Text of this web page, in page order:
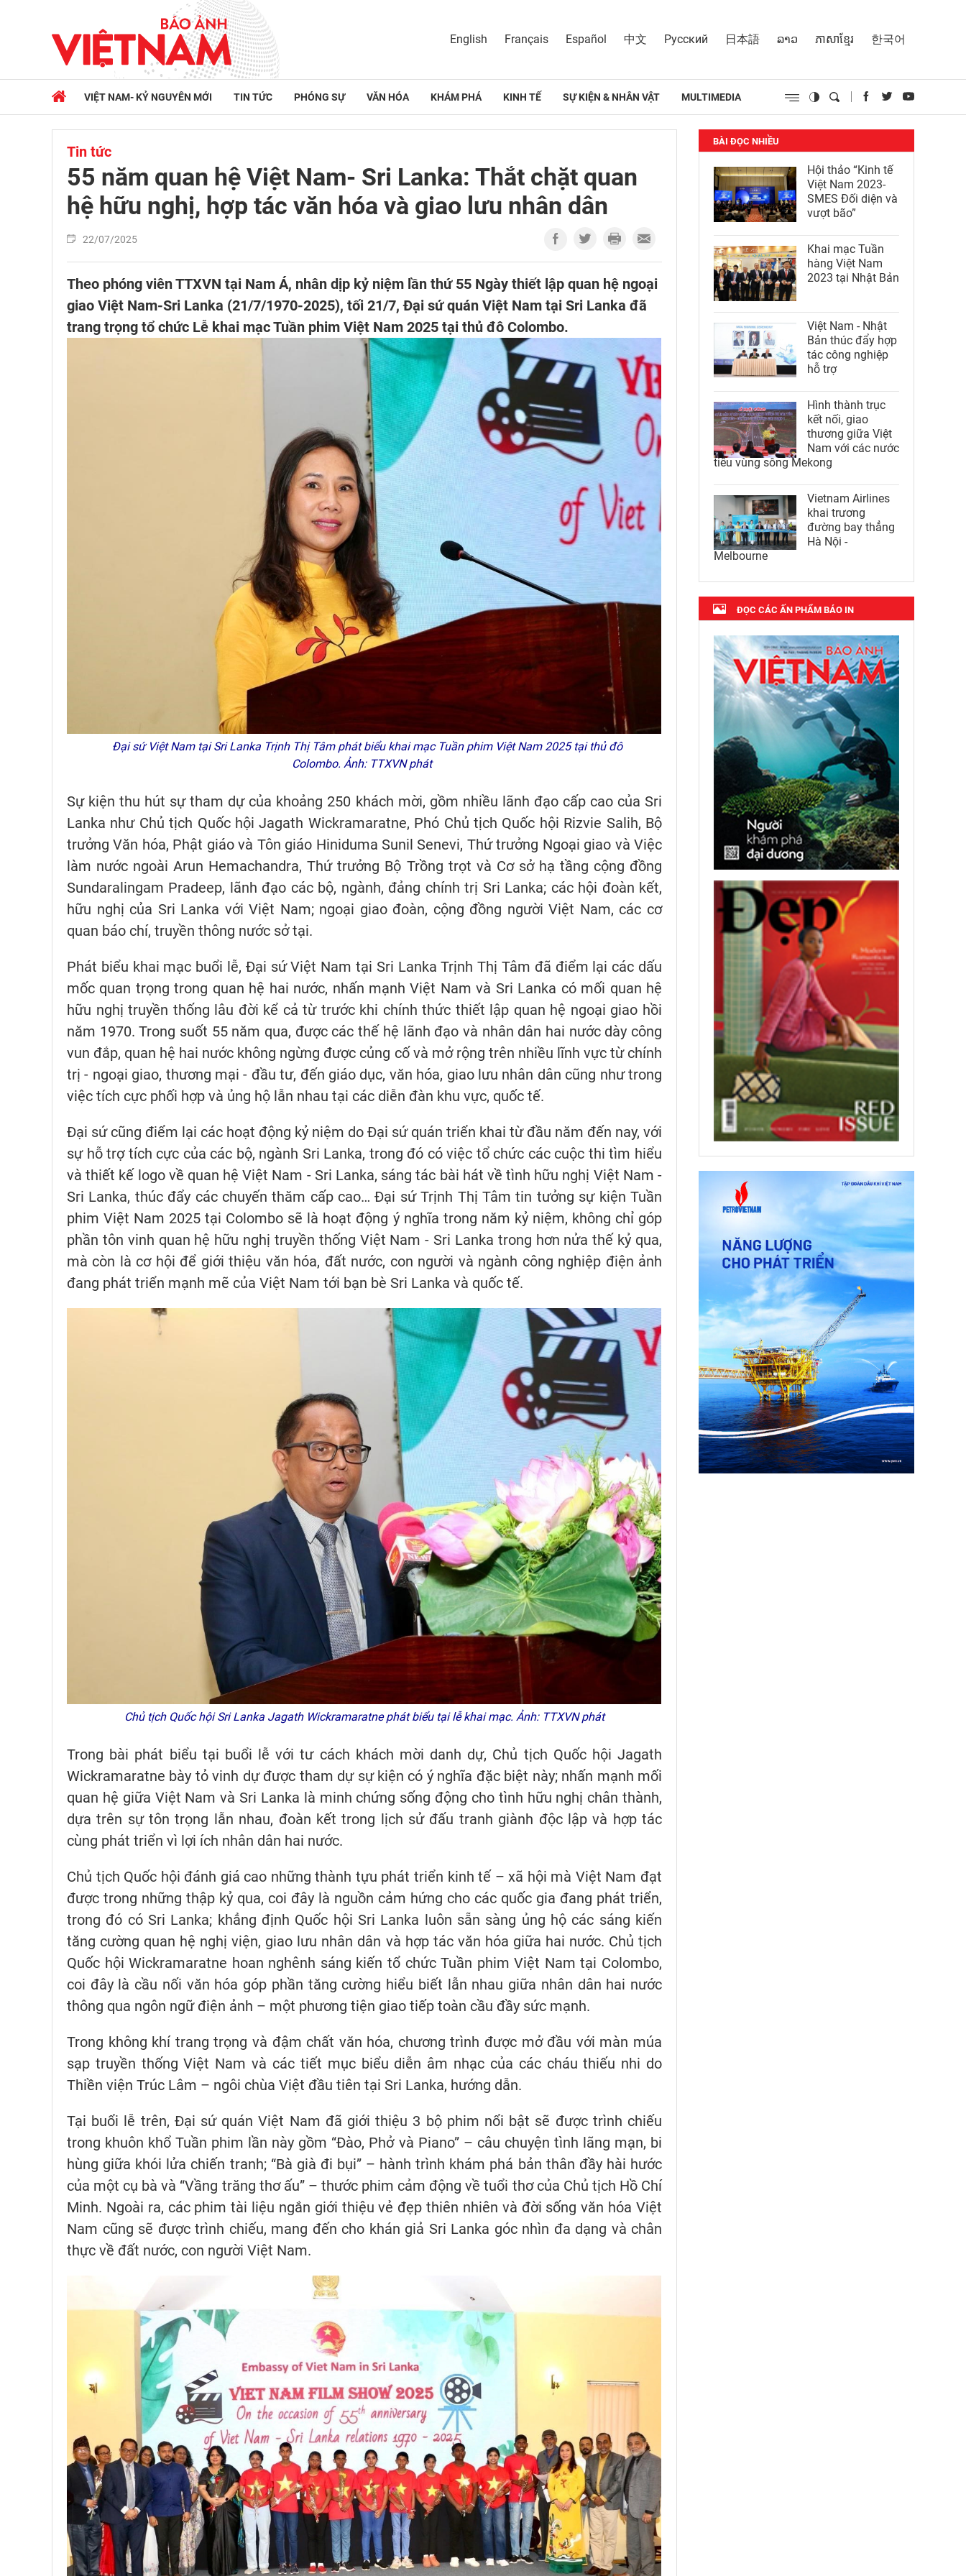
English Français Español 中文 Русский 日本語 ລາວ ភាសាខ្មែរ 한국어
VIỆT NAM- KỶ NGUYÊN MỚI TIN TỨC PHÓNG SỰ VĂN HÓA KHÁM PHÁ KINH TẾ SỰ KIỆN & NHÂN VẬT MULTIMEDIA
Tin tức
55 năm quan hệ Việt Nam- Sri Lanka: Thắt chặt quan
hệ hữu nghị, hợp tác văn hóa và giao lưu nhân dân
22/07/2025
Theo phóng viên TTXVN tại Nam Á, nhân dịp kỷ niệm lần thứ 55 Ngày thiết lập quan hệ ngoại
giao Việt Nam-Sri Lanka (21/7/1970-2025), tối 21/7, Đại sứ quán Việt Nam tại Sri Lanka đã
trang trọng tổ chức Lễ khai mạc Tuần phim Việt Nam 2025 tại thủ đô Colombo.
Đại sứ Việt Nam tại Sri Lanka Trịnh Thị Tâm phát biểu khai mạc Tuần phim Việt Nam 2025 tại thủ đô
Colombo. Ảnh: TTXVN phát
Sự kiện thu hút sự tham dự của khoảng 250 khách mời, gồm nhiều lãnh đạo cấp cao của Sri
Lanka như Chủ tịch Quốc hội Jagath Wickramaratne, Phó Chủ tịch Quốc hội Rizvie Salih, Bộ
trưởng Văn hóa, Phật giáo và Tôn giáo Hiniduma Sunil Senevi, Thứ trưởng Ngoại giao và Việc
làm nước ngoài Arun Hemachandra, Thứ trưởng Bộ Trồng trọt và Cơ sở hạ tầng cộng đồng
Sundaralingam Pradeep, lãnh đạo các bộ, ngành, đảng chính trị Sri Lanka; các hội đoàn kết,
hữu nghị của Sri Lanka với Việt Nam; ngoại giao đoàn, cộng đồng người Việt Nam, các cơ
quan báo chí, truyền thông nước sở tại.
Phát biểu khai mạc buổi lễ, Đại sứ Việt Nam tại Sri Lanka Trịnh Thị Tâm đã điểm lại các dấu
mốc quan trọng trong quan hệ hai nước, nhấn mạnh Việt Nam và Sri Lanka có mối quan hệ
hữu nghị truyền thống lâu đời kể cả từ trước khi chính thức thiết lập quan hệ ngoại giao hồi
năm 1970. Trong suốt 55 năm qua, được các thế hệ lãnh đạo và nhân dân hai nước dày công
vun đắp, quan hệ hai nước không ngừng được củng cố và mở rộng trên nhiều lĩnh vực từ chính
trị - ngoại giao, thương mại - đầu tư, đến giáo dục, văn hóa, giao lưu nhân dân cũng như trong
việc tích cực phối hợp và ủng hộ lẫn nhau tại các diễn đàn khu vực, quốc tế.
Đại sứ cũng điểm lại các hoạt động kỷ niệm do Đại sứ quán triển khai từ đầu năm đến nay, với
sự hỗ trợ tích cực của các bộ, ngành Sri Lanka, trong đó có việc tổ chức các cuộc thi tìm hiểu
và thiết kế logo về quan hệ Việt Nam - Sri Lanka, sáng tác bài hát về tình hữu nghị Việt Nam -
Sri Lanka, thúc đẩy các chuyến thăm cấp cao… Đại sứ Trịnh Thị Tâm tin tưởng sự kiện Tuần
phim Việt Nam 2025 tại Colombo sẽ là hoạt động ý nghĩa trong năm kỷ niệm, không chỉ góp
phần tôn vinh quan hệ hữu nghị truyền thống Việt Nam - Sri Lanka trong hơn nửa thế kỷ qua,
mà còn là cơ hội để giới thiệu văn hóa, đất nước, con người và ngành công nghiệp điện ảnh
đang phát triển mạnh mẽ của Việt Nam tới bạn bè Sri Lanka và quốc tế.
Chủ tịch Quốc hội Sri Lanka Jagath Wickramaratne phát biểu tại lễ khai mạc. Ảnh: TTXVN phát
Trong bài phát biểu tại buổi lễ với tư cách khách mời danh dự, Chủ tịch Quốc hội Jagath
Wickramaratne bày tỏ vinh dự được tham dự sự kiện có ý nghĩa đặc biệt này; nhấn mạnh mối
quan hệ giữa Việt Nam và Sri Lanka là minh chứng sống động cho tình hữu nghị chân thành,
dựa trên sự tôn trọng lẫn nhau, đoàn kết trong lịch sử đấu tranh giành độc lập và hợp tác
cùng phát triển vì lợi ích nhân dân hai nước.
Chủ tịch Quốc hội đánh giá cao những thành tựu phát triển kinh tế – xã hội mà Việt Nam đạt
được trong những thập kỷ qua, coi đây là nguồn cảm hứng cho các quốc gia đang phát triển,
trong đó có Sri Lanka; khẳng định Quốc hội Sri Lanka luôn sẵn sàng ủng hộ các sáng kiến
tăng cường quan hệ nghị viện, giao lưu nhân dân và hợp tác văn hóa giữa hai nước. Chủ tịch
Quốc hội Wickramaratne hoan nghênh sáng kiến tổ chức Tuần phim Việt Nam tại Colombo,
coi đây là cầu nối văn hóa góp phần tăng cường hiểu biết lẫn nhau giữa nhân dân hai nước
thông qua ngôn ngữ điện ảnh – một phương tiện giao tiếp toàn cầu đầy sức mạnh.
Trong không khí trang trọng và đậm chất văn hóa, chương trình được mở đầu với màn múa
sạp truyền thống Việt Nam và các tiết mục biểu diễn âm nhạc của các cháu thiếu nhi do
Thiền viện Trúc Lâm – ngôi chùa Việt đầu tiên tại Sri Lanka, hướng dẫn.
Tại buổi lễ trên, Đại sứ quán Việt Nam đã giới thiệu 3 bộ phim nổi bật sẽ được trình chiếu
trong khuôn khổ Tuần phim lần này gồm “Đào, Phở và Piano” – câu chuyện tình lãng mạn, bi
hùng giữa khói lửa chiến tranh; “Bà già đi bụi” – hành trình khám phá bản thân đầy hài hước
của một cụ bà và “Vầng trăng thơ ấu” – thước phim cảm động về tuổi thơ của Chủ tịch Hồ Chí
Minh. Ngoài ra, các phim tài liệu ngắn giới thiệu vẻ đẹp thiên nhiên và đời sống văn hóa Việt
Nam cũng sẽ được trình chiếu, mang đến cho khán giả Sri Lanka góc nhìn đa dạng và chân
thực về đất nước, con người Việt Nam.
BÀI ĐỌC NHIỀU
Hội thảo “Kinh tế
Việt Nam 2023-
SMES Đối diện và
vượt bão”
Khai mạc Tuần
hàng Việt Nam
2023 tại Nhật Bản
Việt Nam - Nhật
Bản thúc đẩy hợp
tác công nghiệp
hỗ trợ
Hình thành trục
kết nối, giao
thương giữa Việt
Nam với các nước
tiểu vùng sông Mekong
Vietnam Airlines
khai trương
đường bay thẳng
Hà Nội -
Melbourne
ĐỌC CÁC ẤN PHẨM BÁO IN